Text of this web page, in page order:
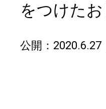
をつけた
公開：2020.6.27